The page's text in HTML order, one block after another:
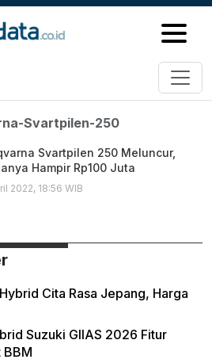
250
Svartpilen-250
Svartpilen 250 Meluncur,
Hampir Rp100 Juta
2022, 18:56 WIB
Cita Rasa Jepang, Harga
Suzuki GIIAS 2026 Fitur
BBM